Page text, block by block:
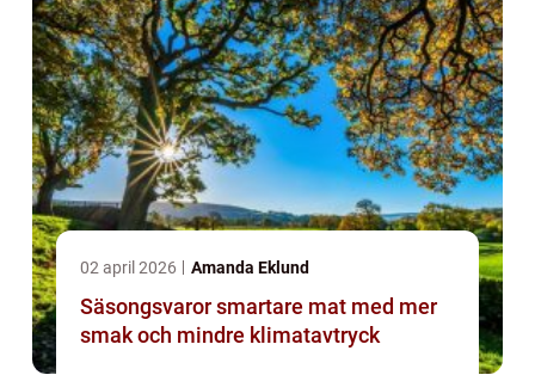
02 april 2026 Amanda Eklund
Säsongsvaror smartare mat med mer
smak och mindre klimatavtryck